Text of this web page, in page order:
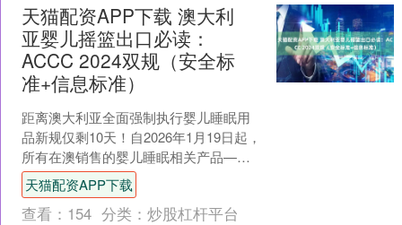
天猫配资APP下载 澳大利
亚婴儿摇篮出口必读：
ACCC 2024双规（安全标
准+信息标准）
距离澳大利亚全面强制执行婴儿睡眠用
品新规仅剩10天！自2026年1月19日起，
所有在澳销售的婴儿睡眠相关产品——
无论通过亚马逊、Kogan还是线下渠道
——必须同....
天猫配资APP下载
查看： 154 分类： 炒股杠杆平台